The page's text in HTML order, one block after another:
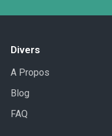
Divers
A Propos
Blog
FAQ